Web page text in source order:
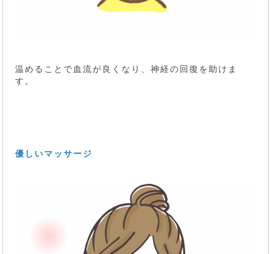
温めることで血流が良くなり、神経の回復を助けま
す。
優しいマッサージ